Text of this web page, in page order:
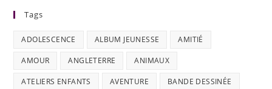
Tags
ADOLESCENCE ALBUM JEUNESSE AMITIÉ
AMOUR ANGLETERRE ANIMAUX
ATELIERS ENFANTS AVENTURE BANDE DESSINÉE